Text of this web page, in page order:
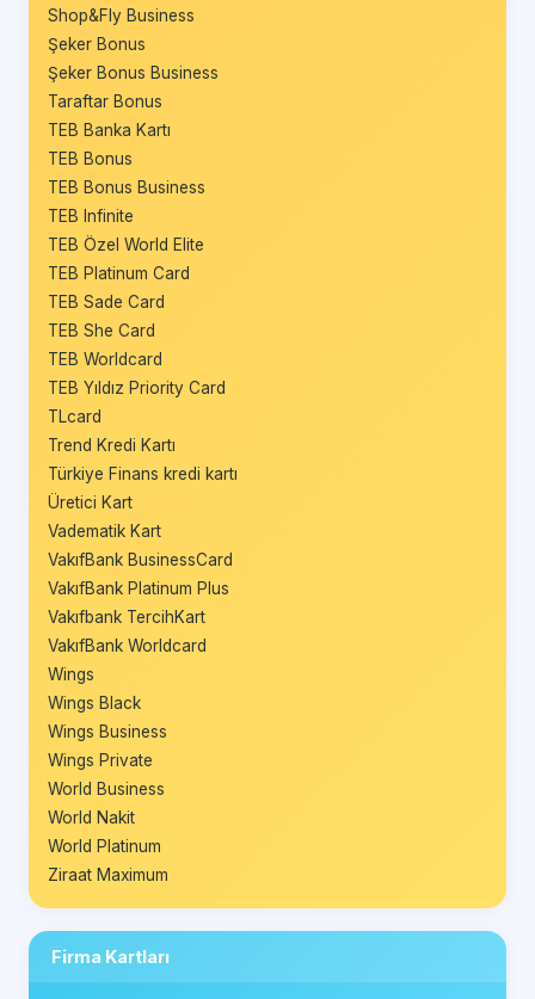
Shop&Fly Business
Şeker Bonus
Şeker Bonus Business
Taraftar Bonus
TEB Banka Kartı
TEB Bonus
TEB Bonus Business
TEB Infinite
TEB Özel World Elite
TEB Platinum Card
TEB Sade Card
TEB She Card
TEB Worldcard
TEB Yıldız Priority Card
TLcard
Trend Kredi Kartı
Türkiye Finans kredi kartı
Üretici Kart
Vadematik Kart
VakıfBank BusinessCard
VakıfBank Platinum Plus
Vakıfbank TercihKart
VakıfBank Worldcard
Wings
Wings Black
Wings Business
Wings Private
World Business
World Nakit
World Platinum
Ziraat Maximum
Firma Kartları